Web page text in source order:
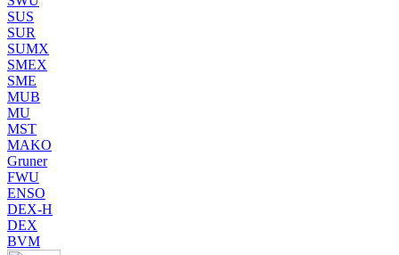
SUS
SUR
SUMX
SMEX
SME
MUB
MU
MST
MAKO
Gruner
FWU
ENSO
DEX-H
DEX
BVM